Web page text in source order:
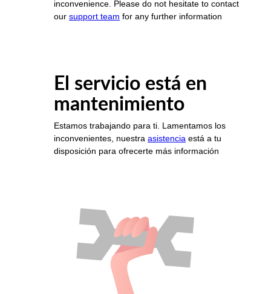
inconvenience. Please do not hesitate to contact
our support team for any further information
El servicio está en
mantenimiento
Estamos trabajando para ti. Lamentamos los
inconvenientes, nuestra asistencia está a tu
disposición para ofrecerte más información